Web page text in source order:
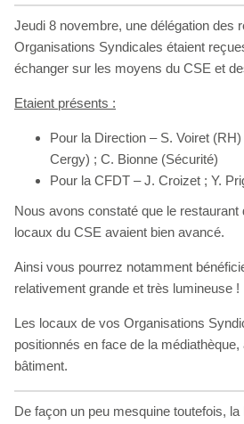
Jeudi 8 novembre, une délégation des
Organisations Syndicales étaient
échanger sur les moyens du CSE et
Etaient présents :
Pour la Direction – S. Voiret
Cergy) ; C. Bionne (Sécurité)
Pour la CFDT – J. Croizet ; Y.
Nous avons constaté que le restaurant
locaux du CSE avaient bien avancé.
Ainsi vous pourrez notamment
relativement grande et très lumineuse !
Les locaux de vos Organisations
positionnés en face de la
bâtiment.
De façon un peu mesquine toutefois,